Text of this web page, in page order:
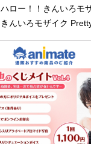
ロー！！きんいろモ
んいろモザイク